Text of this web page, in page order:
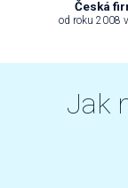
Česká
od roku 2008
Jak